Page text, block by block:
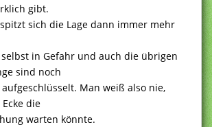
gibt.
sich die Lage dann immer mehr
in Gefahr und auch die übrigen
sind noch
Man weiß also nie,
die
warten könnte.